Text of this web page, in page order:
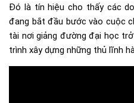
Đó là tín hiệu cho thấy các
đang bắt đầu bước vào cuộc
tài nơi giảng đường đại học
trình xây dựng những thủ lĩnh